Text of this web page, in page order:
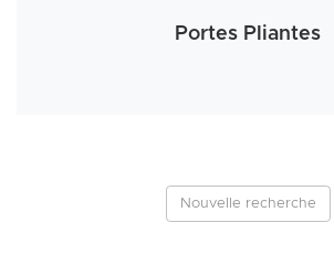
Portes Pliantes
Nouvelle recherche